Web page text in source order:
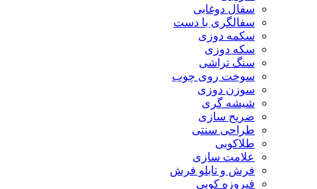
سفال دوغابی
سفالگری با دست
سکمه دوزی
سکه دوزی
سنگ تراشی
سوخت روی چوب
سوزن دوزی
شیشه گری
ضریح سازی
طراحی سنتی
طلاکوبی
علامت سازی
فرش و تابلو فرش
فیروزه کوبی